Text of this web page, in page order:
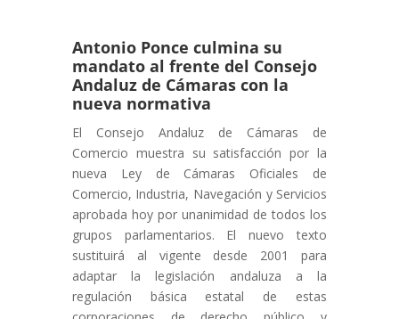
Antonio Ponce culmina su
mandato al frente del Consejo
Andaluz de Cámaras con la
nueva normativa
El Consejo Andaluz de Cámaras de
Comercio muestra su satisfacción por la
nueva Ley de Cámaras Oficiales de
Comercio, Industria, Navegación y Servicios
aprobada hoy por unanimidad de todos los
grupos parlamentarios. El nuevo texto
sustituirá al vigente desde 2001 para
adaptar la legislación andaluza a la
regulación básica estatal de estas